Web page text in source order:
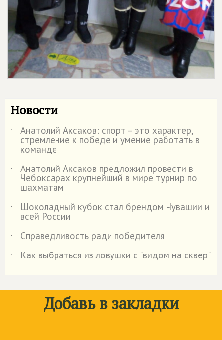
Новости
˙ Анатолий Аксаков: спорт – это характер,
стремление к победе и умение работать в
команде
˙
Анатолий Аксаков предложил провести в
Чебоксарах крупнейший в мире турнир по
шахматам
˙
Шоколадный кубок стал брендом Чувашии и
всей России
˙
Справедливость ради победителя
˙
Как выбраться из ловушки с "видом на сквер"
Добавь в закладки